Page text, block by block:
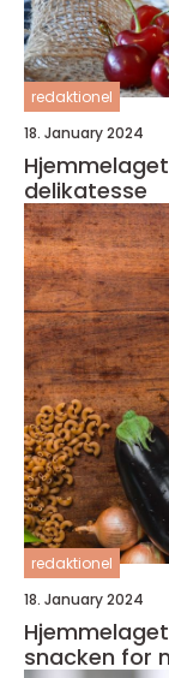
redaktionel
18. January 2024
delikatesse
redaktionel
18. January 2024
snacken for